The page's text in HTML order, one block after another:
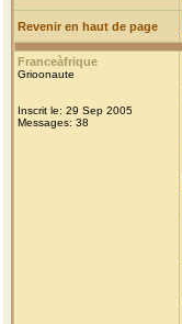
Revenir en haut de page
Franceàfrique
Grioonaute
Inscrit le: 29 Sep 2005
Messages: 38